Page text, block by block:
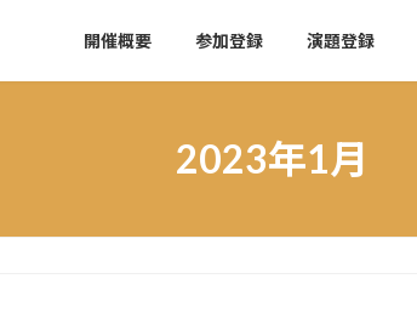
開催概要 参加登録 演題登録
2023年1月